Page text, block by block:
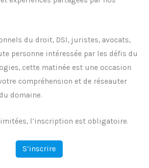
du droit, DSI, juristes, avocats,
personne intéressée par les défis du
cette matinée est une occasion
compréhension et de réseauter
domaine.
l’inscription est obligatoire.
S’inscrire